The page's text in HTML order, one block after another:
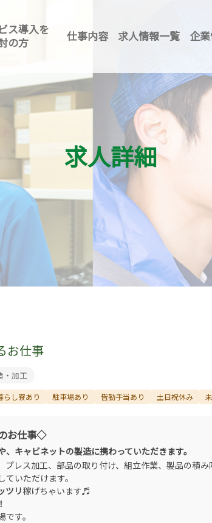
ンドK」 │ 滋賀の人
ス導入を
の方
仕事内容 求人情報一覧 企
求人詳細
お仕事
・加工
らし寮あり 駐車場あり 皆勤手当あり 土日祝休み
お仕事◇
キャビネットの製造に携わっていただきます。
プレス加工、部品の取り付け、組立作業、製品の積
いただけます。
ツリ稼げちゃいます♬
す。